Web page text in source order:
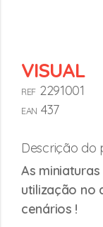
VISUAL
REF 2291001
EAN 437
Descrição do
As
utilização no
cenários !